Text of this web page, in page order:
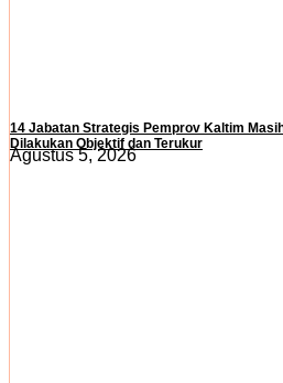
14 Jabatan Strategis Pemprov Kaltim
Dilakukan Objektif dan Terukur
Agustus 5, 2026